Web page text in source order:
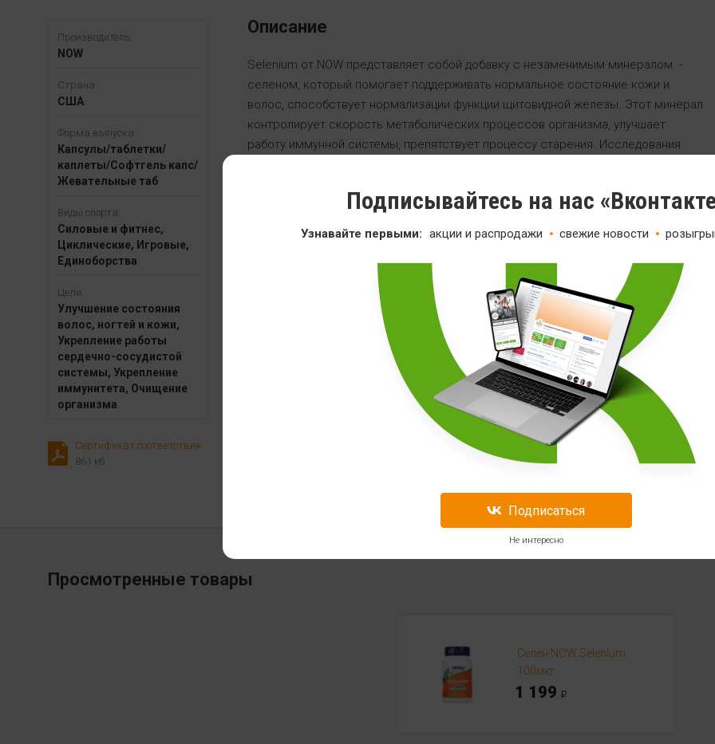
Производитель:
NOW
Страна:
США
Форма выпуска:
Капсулы/таблетки/
каплеты/Софтгель капс/
Жевательные таб
Виды спорта:
Силовые и фитнес,
Циклические, Игровые,
Единоборства
Цели:
Улучшение состояния
волос, ногтей и кожи,
Укрепление работы
сердечно-сосудистой
системы, Укрепление
иммунитета, Очищение
организма
Сертификат соответствия
861 кб
Описание
Selenium от NOW представляет собой добавку с незаменимым минералом -
селеном, который помогает поддерживать нормальное состояние кожи и
волос, способствует нормализации функции щитовидной железы. Этот минерал
контролирует скорость метаболических процессов организма, улучшает
работу иммунной системы, препятствует процессу старения. Исследования
Заболевания сердечно-сосудистой системы.
Увеличение предстательной железы.
Онкологические заболевания кожи, желудка, молочной железы.
Заболевания щитовидной железы.
Просмотренные товары
Селен NOW Selenium
100мкг
1 199
Подписывайтесь на нас
Узнавайте первыми: акции и распродажи свежие новости
Подписаться
Не интересно